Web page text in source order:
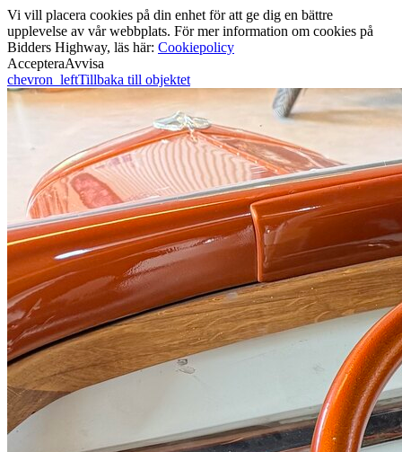
Vi vill placera cookies på din enhet för att ge dig en bättre
upplevelse av vår webbplats. För mer information om cookies på
Bidders Highway, läs här: Cookiepolicy
AccepteraAvvisa
chevron_leftTillbaka till objektet